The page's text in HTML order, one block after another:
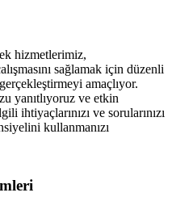
hizmetlerimiz,
sağlamak için düzenli
amaçlıyor.
yanıtlıyoruz ve etkin
ihtiyaçlarınızı ve sorularınızı
kullanmanızı